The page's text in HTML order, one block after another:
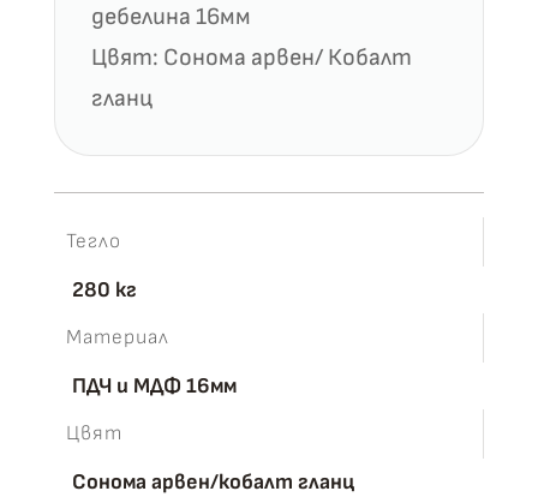
дебелина 16мм
Цвят: Сонома арвен/ Кобалт
гланц
Тегло
280 кг
Материал
ПДЧ и МДФ 16мм
Цвят
Сонома арвен/кобалт гланц